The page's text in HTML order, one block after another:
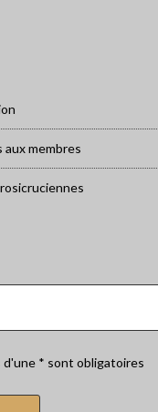
aux membres
d'une * sont obligatoires